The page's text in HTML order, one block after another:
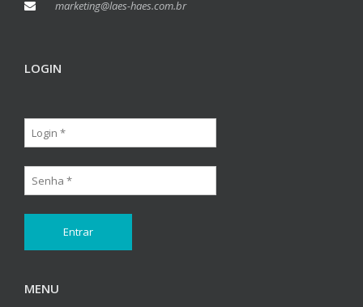
marketing@laes-haes.com.br
LOGIN
MENU